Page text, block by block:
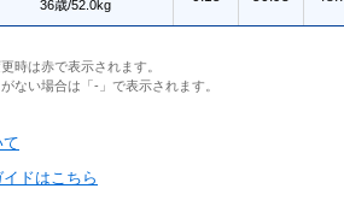
36歳/52.0kg
時は赤で表示されます。
ない場合は「-」で表示されます。
ドはこちら